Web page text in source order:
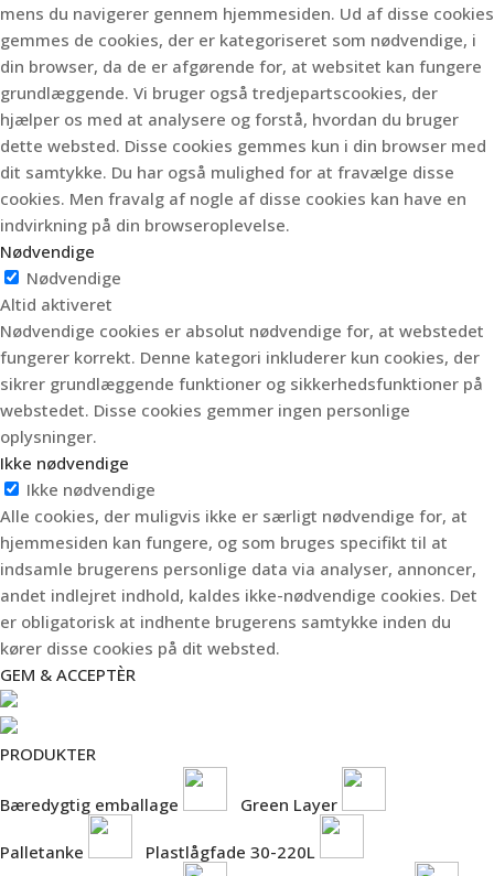
mens du navigerer gennem hjemmesiden. Ud af disse cookies
gemmes de cookies, der er kategoriseret som nødvendige, i
din browser, da de er afgørende for, at websitet kan fungere
grundlæggende. Vi bruger også tredjepartscookies, der
hjælper os med at analysere og forstå, hvordan du bruger
dette websted. Disse cookies gemmes kun i din browser med
dit samtykke. Du har også mulighed for at fravælge disse
cookies. Men fravalg af nogle af disse cookies kan have en
indvirkning på din browseroplevelse.
Nødvendige
Nødvendige
Altid aktiveret
Nødvendige cookies er absolut nødvendige for, at webstedet
fungerer korrekt. Denne kategori inkluderer kun cookies, der
sikrer grundlæggende funktioner og sikkerhedsfunktioner på
webstedet. Disse cookies gemmer ingen personlige
oplysninger.
Ikke nødvendige
Ikke nødvendige
Alle cookies, der muligvis ikke er særligt nødvendige for, at
hjemmesiden kan fungere, og som bruges specifikt til at
indsamle brugerens personlige data via analyser, annoncer,
andet indlejret indhold, kaldes ikke-nødvendige cookies. Det
er obligatorisk at indhente brugerens samtykke inden du
kører disse cookies på dit websted.
GEM & ACCEPTÈR
PRODUKTER
Bæredygtig emballage Green Layer
Palletanke Plastlågfade 30-220L